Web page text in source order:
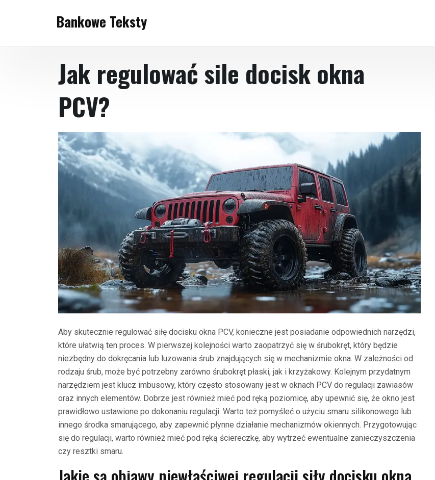
Bankowe Teksty
Jak regulować sile docisk okna
PCV?
Aby skutecznie regulować siłę docisku okna PCV, konieczne jest posiadanie odpowiednich narzędzi,
które ułatwią ten proces. W pierwszej kolejności warto zaopatrzyć się w śrubokręt, który będzie
niezbędny do dokręcania lub luzowania śrub znajdujących się w mechanizmie okna. W zależności od
rodzaju śrub, może być potrzebny zarówno śrubokręt płaski, jak i krzyżakowy. Kolejnym przydatnym
narzędziem jest klucz imbusowy, który często stosowany jest w oknach PCV do regulacji zawiasów
oraz innych elementów. Dobrze jest również mieć pod ręką poziomicę, aby upewnić się, że okno jest
prawidłowo ustawione po dokonaniu regulacji. Warto też pomyśleć o użyciu smaru silikonowego lub
innego środka smarującego, aby zapewnić płynne działanie mechanizmów okiennych. Przygotowując
się do regulacji, warto również mieć pod ręką ściereczkę, aby wytrzeć ewentualne zanieczyszczenia
czy resztki smaru.